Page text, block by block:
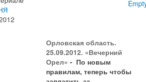
Орловская область.
25.09.2012. «Вечерний
Орел» - По новым
правилам, теперь чтобы